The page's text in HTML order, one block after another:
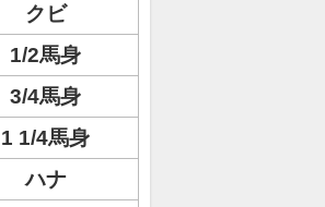
クビ
1/2馬身
3/4馬身
1 1/4馬身
ハナ